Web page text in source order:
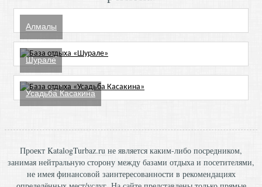
Алмалы
Шурале
Усадьба Касакина
Проект KatalogTurbaz.ru не является каким-либо посредником,
занимая нейтральную сторону между базами отдыха и посетителями,
не имея финансовой заинтересованности в рекомендациях